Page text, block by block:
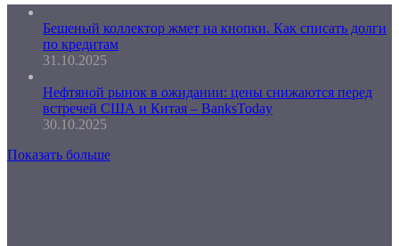
Бешеный коллектор жмет на кнопки. Как списать долги
по кредитам
31.10.2025
Нефтяной рынок в ожидании: цены снижаются перед
встречей США и Китая – BanksToday
30.10.2025
Показать больше